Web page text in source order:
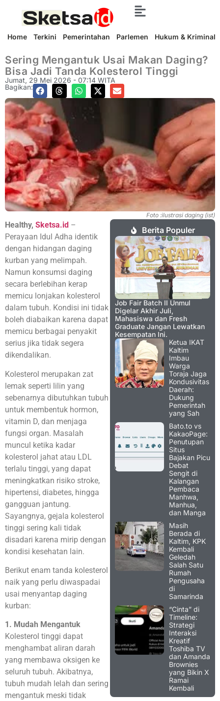
Home Terkini Pemerintahan Parlemen Hukum & Kriminal
Sering Mengantuk Usai Makan Daging?
Bisa Jadi Tanda Kolesterol Tinggi
Jumat, 29 Mei 2026 - 07:14 WITA
Bagikan:
Foto :ilustrasi daging (ist)
Healthy, Sketsa.id –
Perayaan Idul Adha identik
dengan hidangan daging
kurban yang melimpah.
Namun konsumsi daging
secara berlebihan kerap
memicu lonjakan kolesterol
dalam tubuh. Kondisi ini tidak
boleh diabaikan karena dapat
memicu berbagai penyakit
serius jika tidak segera
dikendalikan.
Kolesterol merupakan zat
lemak seperti lilin yang
sebenarnya dibutuhkan tubuh
untuk membentuk hormon,
vitamin D, dan menjaga
fungsi organ. Masalah
muncul ketika kadar
kolesterol jahat atau LDL
terlalu tinggi, yang dapat
meningkatkan risiko stroke,
hipertensi, diabetes, hingga
gangguan jantung.
Sayangnya, gejala kolesterol
tinggi sering kali tidak
disadari karena mirip dengan
kondisi kesehatan lain.
Berikut enam tanda kolesterol
naik yang perlu diwaspadai
usai menyantap daging
kurban:
1. Mudah Mengantuk
Kolesterol tinggi dapat
menghambat aliran darah
yang membawa oksigen ke
seluruh tubuh. Akibatnya,
tubuh mudah lelah dan sering
mengantuk meski tidak
Berita Populer
Job Fair Batch II Unmul
Digelar Akhir Juli,
Mahasiswa dan Fresh
Graduate Jangan Lewatkan
Kesempatan Ini.
Ketua IKAT
Kaltim
Imbau
Warga
Toraja Jaga
Kondusivitas
Daerah:
Dukung
Pemerintah
yang Sah
Bato.to vs
KakaoPage:
Penutupan
Situs
Bajakan Picu
Debat
Sengit di
Kalangan
Pembaca
Manhwa,
Manhua,
dan Manga
Masih
Berada di
Kaltim, KPK
Kembali
Geledah
Salah Satu
Rumah
Pengusaha
di
Samarinda
“Cinta” di
Timeline:
Strategi
Interaksi
Kreatif
Toshiba TV
dan Amanda
Brownies
yang Bikin X
Ramai
Kembali